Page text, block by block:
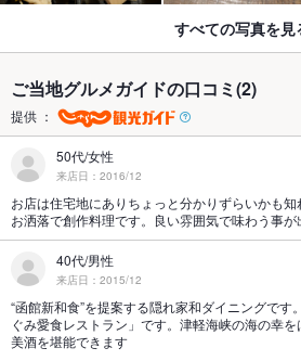
すべての写真を見
ご当地グルメガイドの口コミ(2)
提供 ：
50代/女性
来店日：2016/12
お店は住宅地にありちょっと分かりずらいかも
お洒落で創作料理です。良い雰囲気で味わう事が
40代/男性
来店日：2015/12
“函館新和食”を提案する隠れ家和ダイニングです
ぐみ愛食レストラン」です。津軽海峡の海の幸
美酒を堪能できます